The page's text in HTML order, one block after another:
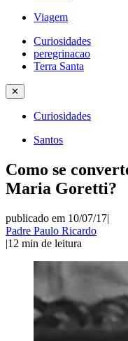
Viagem
Curiosidades
peregrinacao
Terra Santa
✕
Curiosidades
Santos
Como se
Maria Goretti?
publicado em 10/07/17|
Padre Paulo Ricardo
|12 min de leitura